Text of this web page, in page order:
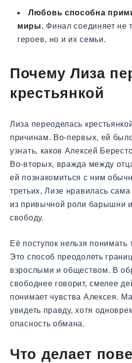
Любовь способна
миры. Финал соединяет не
героев, но и их семьи.
Почему Лиза
крестьянкой
Лиза переоделась
причинам. Во-первых, ей
узнать, каков Алексей
Во-вторых, вражда между
ей познакомиться с ним
третьих, Лизе нравилась
из привычной роли барышни и
свободу.
Её поступок нельзя понимать
Это способ преодолеть
взрослыми и обществом. В
свободнее говорит, смелее
понимает чувства Алексея.
увидеть правду, хотя
опасность обмана.
Что делает